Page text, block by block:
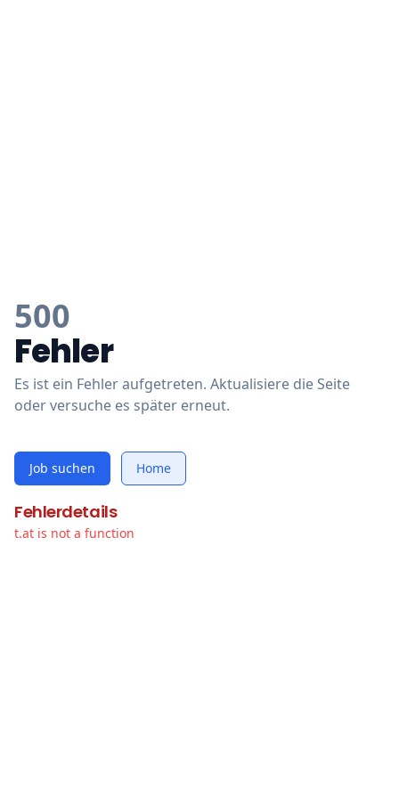
500
Fehler
Es ist ein Fehler aufgetreten. Aktualisiere die Seite
oder versuche es später erneut.
Job suchen Home
Fehlerdetails
t.at is not a function